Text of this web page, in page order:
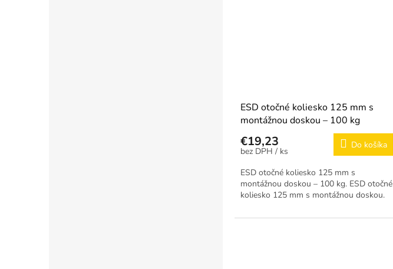
ESD otočné koliesko 125 mm s
montážnou doskou – 100 kg
€19,23
/ ks
Do košíka
ESD otočné koliesko 125 mm s
montážnou doskou – 100 kg. ESD otočné
koliesko 125 mm s montážnou doskou.